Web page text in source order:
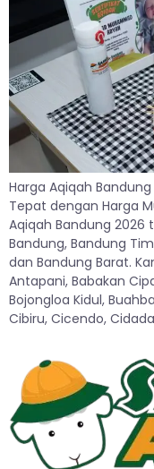
Harga Aqiqah
Tepat dengan Harga
Aqiqah Bandung 2026
Bandung, Bandung
dan Bandung Barat.
Antapani, Babakan
Bojongloa Kidul,
Cibiru, Cicendo,